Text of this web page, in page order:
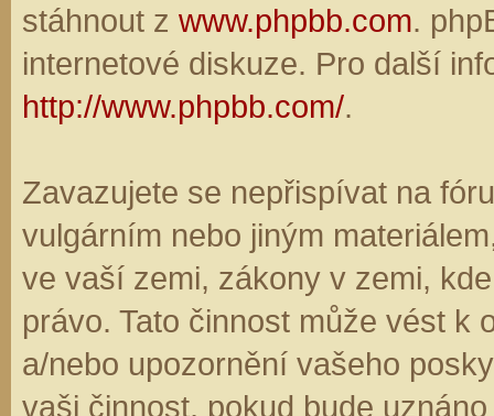
stáhnout z www.phpbb.com.
internetové diskuze. Pro další
http://www.phpbb.com/.
Zavazujete se nepřispívat na
vulgárním nebo jiným
ve vaší zemi, zákony v zemi,
právo. Tato činnost může vést k
a/nebo upozornění vašeho
vaši činnost, pokud bude